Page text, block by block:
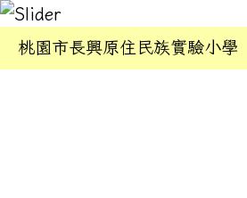
桃園市長興原住民族實驗小學